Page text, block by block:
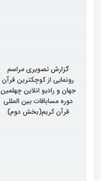
گزارش تصویری مراسم
رونمایی از کوچکترین قرآن
جهان و رادیو انلاین چهلمین
دوره مساباقات بین المللی
قرآن کریم(بخش دوم)